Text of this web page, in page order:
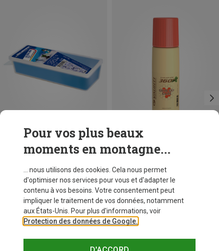
Vous économisez 15% Vous économisez 31%
Pour vos plus beaux
moments en montagne...
... nous utilisons des cookies. Cela nous permet
d'optimiser nos services pour vous et d'adapter le
contenu à vos besoins. Votre consentement peut
impliquer le traitement de vos données, notamment
aux États-Unis. Pour plus d'informations, voir
Protection des données de Google.